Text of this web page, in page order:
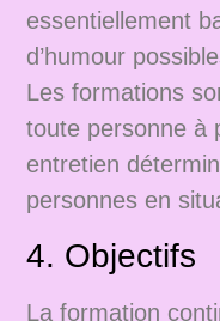
essentiellement
d’humour
Les formations
toute personne à
entretien
personnes en
4. Objectifs
La formation